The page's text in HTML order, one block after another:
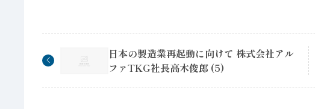
日本の製造業再起動に向けて 株式会社アル
ファTKG社長高木俊郎 (5)